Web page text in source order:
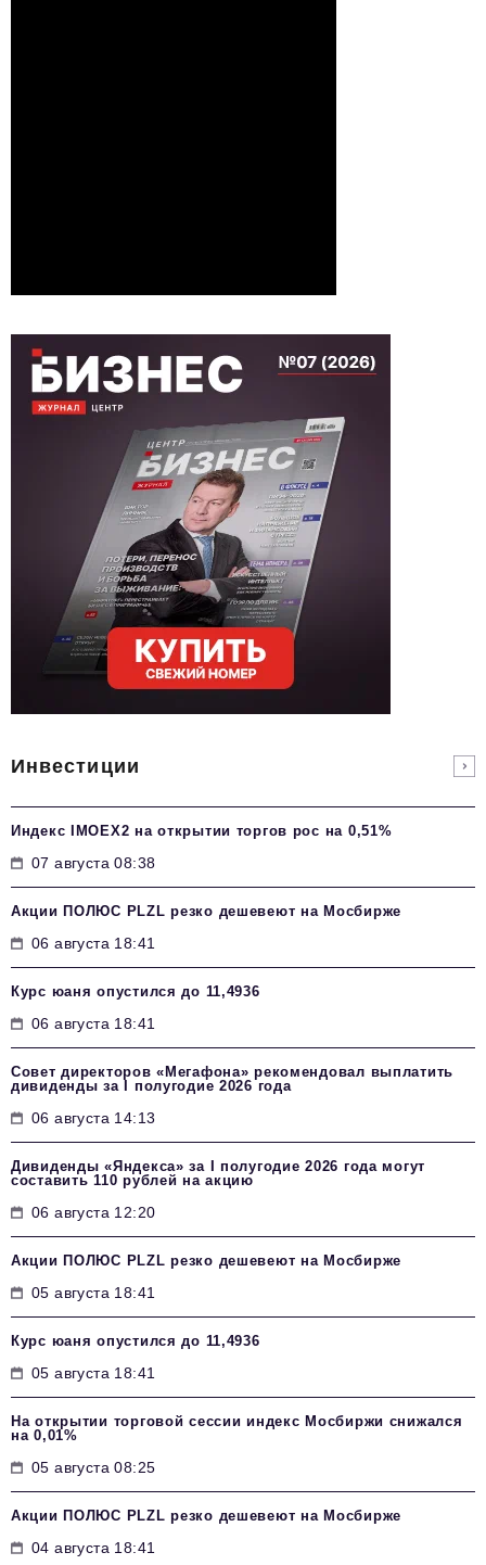
Инвестиции
Индекс IMOEX2 на открытии торгов рос на 0,51%
07 августа 08:38
Акции ПОЛЮС PLZL резко дешевеют на Мосбирже
06 августа 18:41
Курс юаня опустился до 11,4936
06 августа 18:41
Совет директоров «Мегафона» рекомендовал выплатить
дивиденды за I полугодие 2026 года
06 августа 14:13
Дивиденды «Яндекса» за I полугодие 2026 года могут
составить 110 рублей на акцию
06 августа 12:20
Акции ПОЛЮС PLZL резко дешевеют на Мосбирже
05 августа 18:41
Курс юаня опустился до 11,4936
05 августа 18:41
На открытии торговой сессии индекс Мосбиржи снижался
на 0,01%
05 августа 08:25
Акции ПОЛЮС PLZL резко дешевеют на Мосбирже
04 августа 18:41